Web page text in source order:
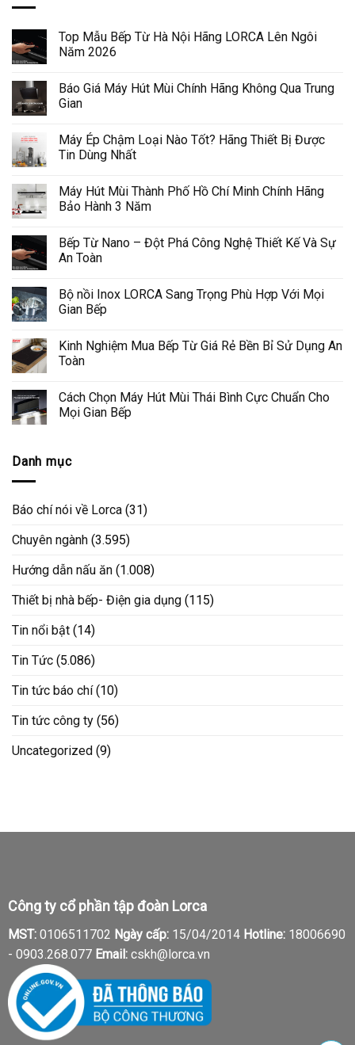
Top Mẫu Bếp Từ Hà Nội Hãng LORCA Lên Ngôi
Năm 2026
Báo Giá Máy Hút Mùi Chính Hãng Không Qua Trung
Gian
Máy Ép Chậm Loại Nào Tốt? Hãng Thiết Bị Được
Tin Dùng Nhất
Máy Hút Mùi Thành Phố Hồ Chí Minh Chính Hãng
Bảo Hành 3 Năm
Bếp Từ Nano – Đột Phá Công Nghệ Thiết Kế Và Sự
An Toàn
Bộ nồi Inox LORCA Sang Trọng Phù Hợp Với Mọi
Gian Bếp
Kinh Nghiệm Mua Bếp Từ Giá Rẻ Bền Bỉ Sử Dụng An
Toàn
Cách Chọn Máy Hút Mùi Thái Bình Cực Chuẩn Cho
Mọi Gian Bếp
Danh mục
Báo chí nói về Lorca (31)
Chuyên ngành (3.595)
Hướng dẫn nấu ăn (1.008)
Thiết bị nhà bếp- Điện gia dụng (115)
Tin nổi bật (14)
Tin Tức (5.086)
Tin tức báo chí(10)
Tin tức công ty (56)
Uncategorized (9)
Công ty cổ phần tập đoàn Lorca
MST:0106511702 Ngày cấp:15/04/2014 Hotline:18006690
- 0903.268.077 Email:cskh@lorca.vn